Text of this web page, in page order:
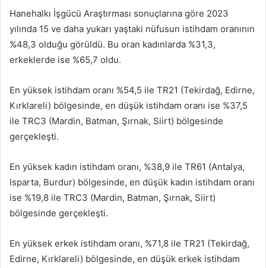
Hanehalkı İşgücü Araştırması sonuçlarına göre 2023
yılında 15 ve daha yukarı yaştaki nüfusun istihdam oranının
%48,3 olduğu görüldü. Bu oran kadınlarda %31,3,
erkeklerde ise %65,7 oldu.
En yüksek istihdam oranı %54,5 ile TR21 (Tekirdağ, Edirne,
Kırklareli) bölgesinde, en düşük istihdam oranı ise %37,5
ile TRC3 (Mardin, Batman, Şırnak, Siirt) bölgesinde
gerçekleşti.
En yüksek kadın istihdam oranı, %38,9 ile TR61 (Antalya,
Isparta, Burdur) bölgesinde, en düşük kadın istihdam oranı
ise %19,8 ile TRC3 (Mardin, Batman, Şırnak, Siirt)
bölgesinde gerçekleşti.
En yüksek erkek istihdam oranı, %71,8 ile TR21 (Tekirdağ,
Edirne, Kırklareli) bölgesinde, en düşük erkek istihdam